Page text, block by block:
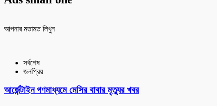
আপনার মতামত লিখুন
সর্বশেষ
জনপ্রিয়
আর্জেন্টাইন গণমাধ্যমে মেসির বাবার মৃত্যুর খবর